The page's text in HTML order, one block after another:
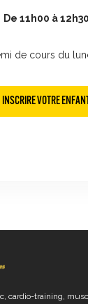
De 11h00 à 12h30
de cours du
INSCRIRE VOTRE ENFANT
cardio-training,